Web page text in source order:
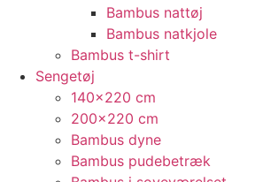
Bambus nattøj
Bambus natkjole
Bambus t-shirt
Sengetøj
140×220 cm
200×220 cm
Bambus dyne
Bambus pudebetræk